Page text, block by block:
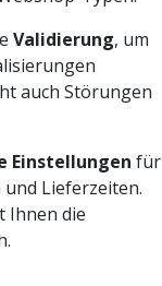
Validierung, um
auch Störungen
Einstellungen für
Lieferzeiten.
Ihnen die